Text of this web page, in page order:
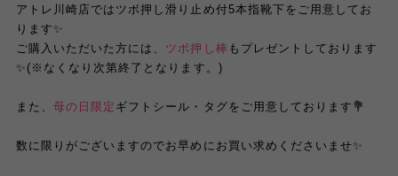
アトレ川崎店ではツボ押し滑り止め付5本指靴下をご用意してお
ります✨
ご購入いただいた方には、 ツボ押し棒 もプレゼントしております
✨(※なくなり次第終了となります。)
また、母の日限定 ギフトシール・タグをご用意しております💐
数に限りがございますのでお早めにお買い求めくださいませ✨